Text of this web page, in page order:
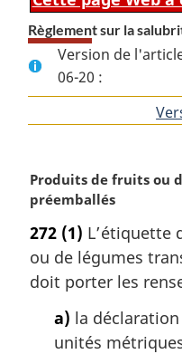
Règlement sur la
Version de
06-20 :
N
o
e
m
a
Produits de fruits ou
préemballés
272 (1) L’étiquette
ou de légumes
doit porter les
a) la
unités